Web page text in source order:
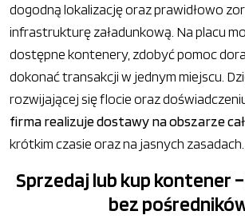
dogodną lokalizację oraz prawidłowo
infrastrukturę załadunkową. Na placu
dostępne kontenery, zdobyć pomoc
dokonać transakcji w jednym miejscu.
rozwijającej się flocie oraz
firma realizuje dostawy na obszarze
krótkim czasie oraz na jasnych zasadach.
Sprzedaj lub kup kontener
bez